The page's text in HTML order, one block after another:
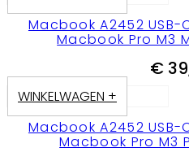
Macbook A2452
Macbook Pro M3
€
WINKELWAGEN +
Macbook A2452
Macbook Pro M3